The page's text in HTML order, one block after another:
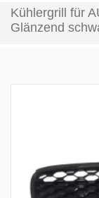
Kühlergrill für
Glänzend